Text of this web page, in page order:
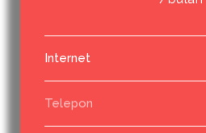
Internet
Telepon